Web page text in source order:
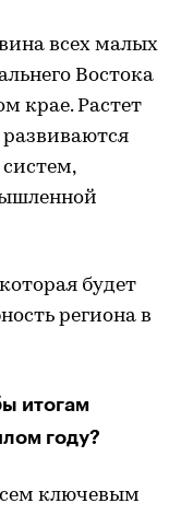
всех малых
Востока
крае. Растет
развиваются
будет
региона в
итогам
году?
ключевым